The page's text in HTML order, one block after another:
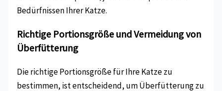
Bedürfnissen Ihrer Katze.
Richtige Portionsgröße und Vermeidung von
Überfütterung
Die richtige Portionsgröße für Ihre Katze zu
bestimmen, ist entscheidend, um Überfütterung zu